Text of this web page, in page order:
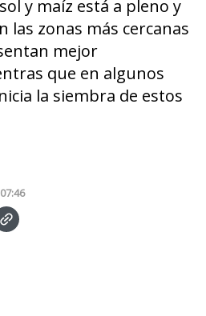
y maíz está a pleno y
las zonas más cercanas
mejor
que en algunos
la siembra de estos
07:46